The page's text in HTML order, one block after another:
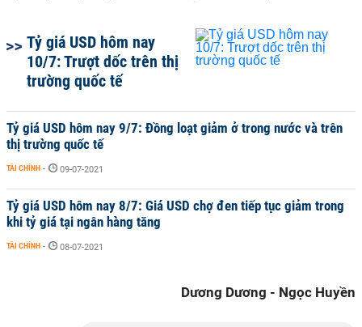
Tỷ giá USD hôm nay
10/7: Trượt dốc trên thị
trường quốc tế
Tỷ giá USD hôm nay 9/7: Đồng loạt giảm ở trong nước và trên
thị trường quốc tế
TÀI CHÍNH - 09-07-2021
Tỷ giá USD hôm nay 8/7: Giá USD chợ đen tiếp tục giảm trong
khi tỷ giá tại ngân hàng tăng
TÀI CHÍNH - 08-07-2021
Dương Dương - Ngọc Huyền